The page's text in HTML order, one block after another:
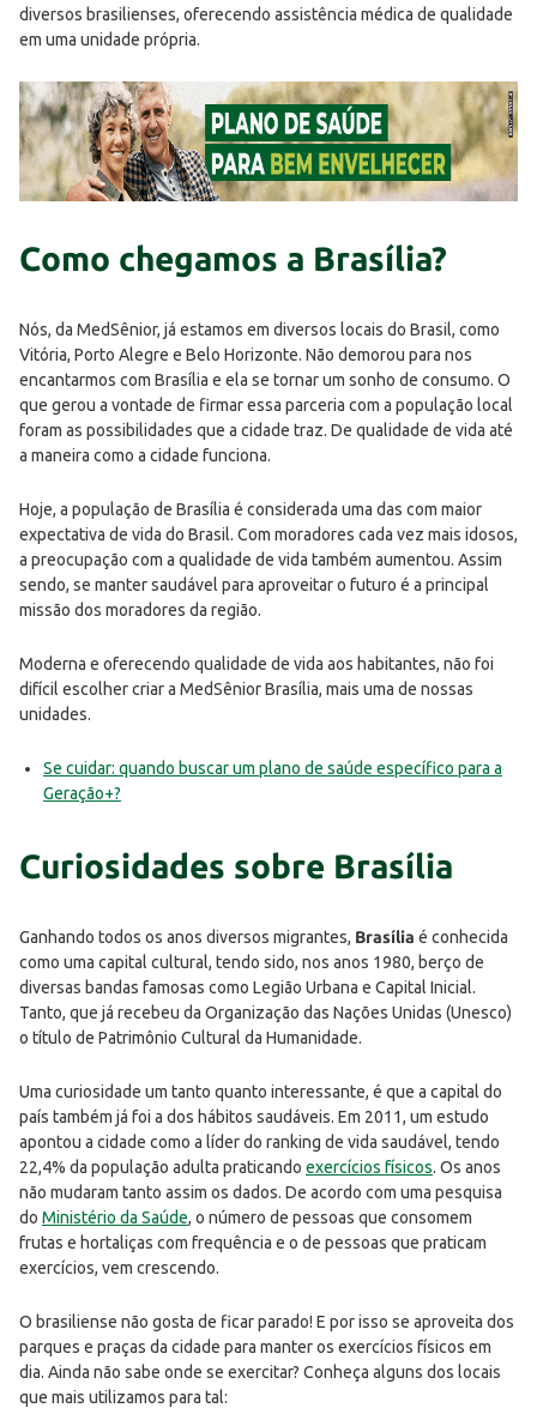
diversos brasilienses, oferecendo assistência médica de qualidade
em uma unidade própria.
Como chegamos a Brasília?
Nós, da MedSênior, já estamos em diversos locais do Brasil, como
Vitória, Porto Alegre e Belo Horizonte. Não demorou para nos
encantarmos com Brasília e ela se tornar um sonho de consumo. O
que gerou a vontade de firmar essa parceria com a população local
foram as possibilidades que a cidade traz. De qualidade de vida até
a maneira como a cidade funciona.
Hoje, a população de Brasília é considerada uma das com maior
expectativa de vida do Brasil. Com moradores cada vez mais idosos,
a preocupação com a qualidade de vida também aumentou. Assim
sendo, se manter saudável para aproveitar o futuro é a principal
missão dos moradores da região.
Moderna e oferecendo qualidade de vida aos habitantes, não foi
difícil escolher criar a MedSênior Brasília, mais uma de nossas
unidades.
Se cuidar: quando buscar um plano de saúde específico para a
Geração+?
Curiosidades sobre Brasília
Ganhando todos os anos diversos migrantes, Brasília é conhecida
como uma capital cultural, tendo sido, nos anos 1980, berço de
diversas bandas famosas como Legião Urbana e Capital Inicial.
Tanto, que já recebeu da Organização das Nações Unidas (Unesco)
o título de Patrimônio Cultural da Humanidade.
Uma curiosidade um tanto quanto interessante, é que a capital do
país também já foi a dos hábitos saudáveis. Em 2011, um estudo
apontou a cidade como a líder do ranking de vida saudável, tendo
22,4% da população adulta praticando exercícios físicos. Os anos
não mudaram tanto assim os dados. De acordo com uma pesquisa
do Ministério da Saúde, o número de pessoas que consomem
frutas e hortaliças com frequência e o de pessoas que praticam
exercícios, vem crescendo.
O brasiliense não gosta de ficar parado! E por isso se aproveita dos
parques e praças da cidade para manter os exercícios físicos em
dia. Ainda não sabe onde se exercitar? Conheça alguns dos locais
que mais utilizamos para tal: